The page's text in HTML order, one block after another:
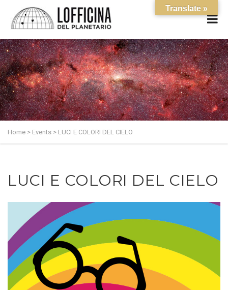
Home > Events > LUCI E COLORI DEL CIELO
LUCI E COLORI DEL CIELO
Translate »